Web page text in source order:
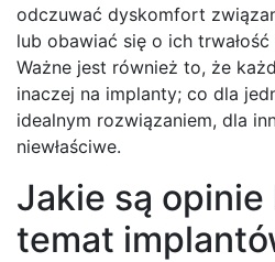
odczuwać dyskomfort
lub obawiać się o ich
Ważne jest również to, że
inaczej na implanty; co dla
idealnym rozwiązaniem, dla
niewłaściwe.
Jakie są opinie
temat